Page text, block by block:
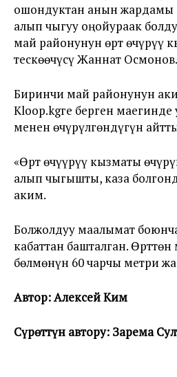
ошондуктан анын
алып чыгуу оңойураак
май районунун өрт өчүрүү
тескөөчүсү Жаннат Осмонов.
Биринчи май районунун
Kloop.kgге берген маегинде
менен өчүрүлгөндүгүн
«Өрт өчүүрүү кызматы
алып чыгышты, каза
аким.
Болжолдуу маалымат
кабаттан башталган.
бөлмөнүн 60 чарчы метри
Автор: Алексей Ким
Сүрөттүн автору: Зарема